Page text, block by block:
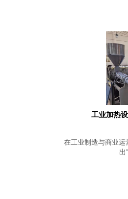
工业加热
在工业制造与商业运
出